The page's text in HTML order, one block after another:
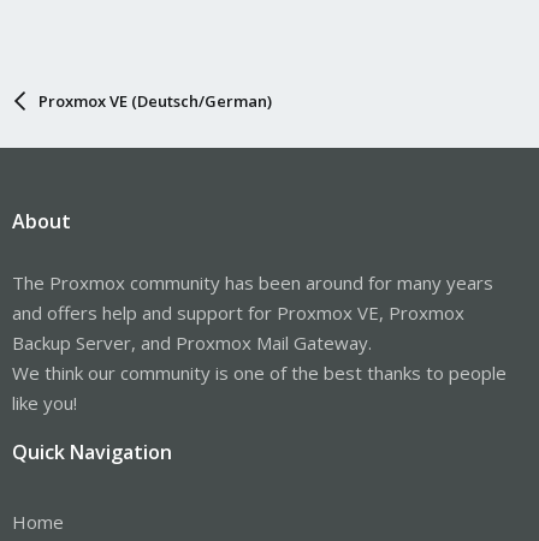
Proxmox VE (Deutsch/German)
About
The Proxmox community has been around for many years
and offers help and support for Proxmox VE, Proxmox
Backup Server, and Proxmox Mail Gateway.
We think our community is one of the best thanks to people
like you!
Quick Navigation
Home